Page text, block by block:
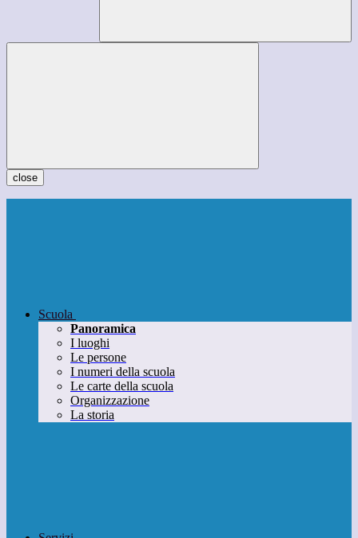
close
Scuola
Panoramica
I luoghi
Le persone
I numeri della scuola
Le carte della scuola
Organizzazione
La storia